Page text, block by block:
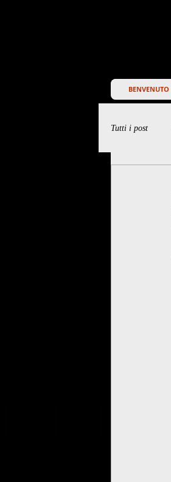
BENVENUTO
Tutti i post